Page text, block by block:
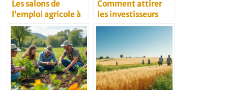
Les salons de
l’emploi agricole à
ne pas manquer
Comment attirer
les investisseurs
dans la meunerie